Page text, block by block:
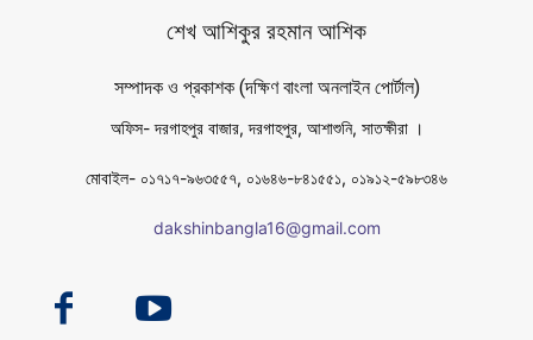
শেখ আশিকুর রহমান আশিক
সম্পাদক ও প্রকাশক (দক্ষিণ বাংলা অনলাইন পোর্টাল)
অফিস- দরগাহপুর বাজার, দরগাহপুর, আশাশুনি, সাতক্ষীরা ।
মোবাইল- ০১৭১৭-৯৬৩৫৫৭, ০১৬৪৬-৮৪১৫৫১, ০১৯১২-৫৯৮৩৪৬
dakshinbangla16@gmail.com